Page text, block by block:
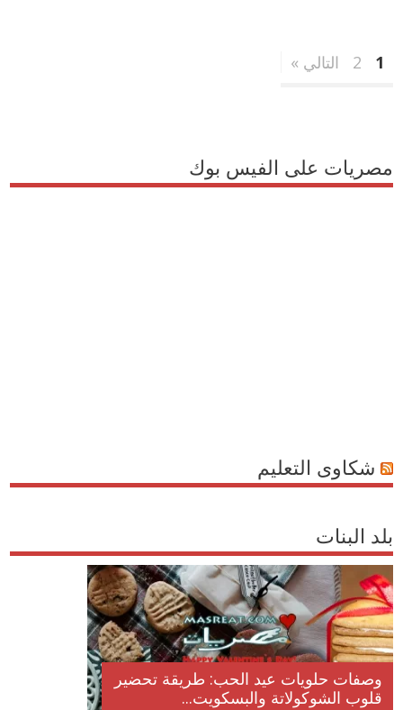
1
2 التالي »
مصريات على الفيس بوك
شكاوى التعليم
بلد البنات
وصفات حلويات عيد الحب: طريقة تحضير
قلوب الشوكولاتة والبسكويت...